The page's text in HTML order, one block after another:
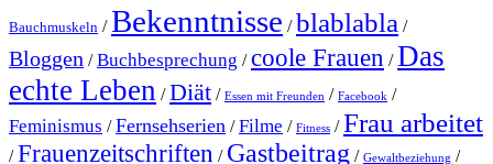
Bauchmuskeln /Bekenntnisse /blablabla /
Bloggen /Buchbesprechung /coole Frauen /Das
echte Leben /Diät / Essen mit Freunden / Facebook /
Feminismus /Fernsehserien /Filme / Fitness /Frau arbeitet
/Frauenzeitschriften / Gastbeitrag / Gewaltbeziehung /